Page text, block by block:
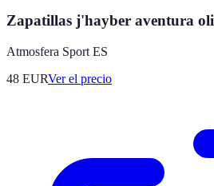
Zapatillas j'hayber aventura
Atmosfera Sport ES
48 EURVer el precio